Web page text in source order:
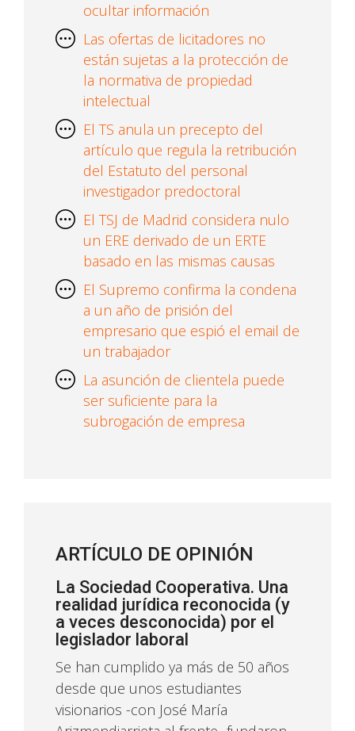
ocultar información
Las ofertas de licitadores no
están sujetas a la protección de
la normativa de propiedad
intelectual
El TS anula un precepto del
artículo que regula la retribución
del Estatuto del personal
investigador predoctoral
El TSJ de Madrid considera nulo
un ERE derivado de un ERTE
basado en las mismas causas
El Supremo confirma la condena
a un año de prisión del
empresario que espió el email de
un trabajador
La asunción de clientela puede
ser suficiente para la
subrogación de empresa
ARTÍCULO DE OPINIÓN
La Sociedad Cooperativa. Una
realidad jurídica reconocida (y
a veces desconocida) por el
legislador laboral
Se han cumplido ya más de 50 años
desde que unos estudiantes
visionarios -con José María